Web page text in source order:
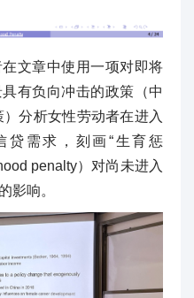
文章中使用一项对即将
有负向冲击的政策（中
分析女性劳动者在进入
贷需求，刻画“生育惩
penalty）对尚未进入
影响。